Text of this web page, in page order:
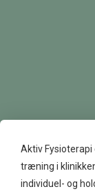
Aktiv
træning i
individuel- og